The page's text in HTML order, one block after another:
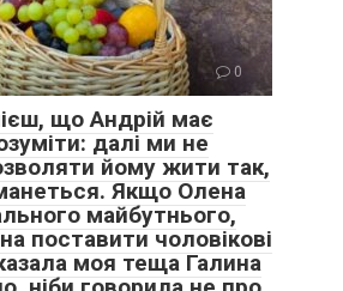
0
що Андрій має
далі ми не
йому жити так,
Якщо Олена
майбутнього,
поставити чоловікові
моя теща Галина